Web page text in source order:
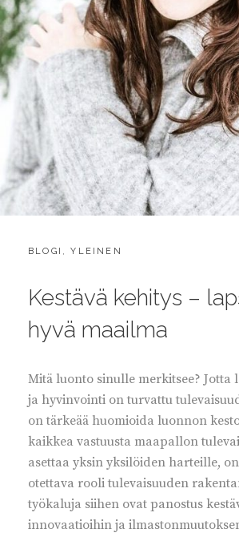
CATEGORIES:
BLOGI ,YLEINEN
Kestävä kehitys –
hyvä maailma
Mitä luonto sinulle merkitsee? Jotta
ja hyvinvointi on turvattu
on tärkeää huomioida luonnon
kaikkea vastuusta maapallon
asettaa yksin yksilöiden harteille,
otettava rooli tulevaisuuden
työkaluja siihen ovat panostus
innovaatioihin ja